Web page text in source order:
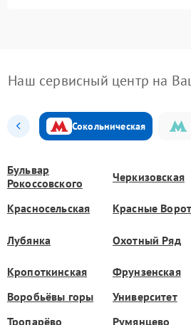
Наш сервисный центр на
Сокольническая
Бульвар
Рокоссовского
Черкизовская
Красносельская
Красные
Лубянка Охотный Ряд
Кропоткинская
Фрунзенская
Воробьёвы горы
Университет
Тропарёво
Румянцево